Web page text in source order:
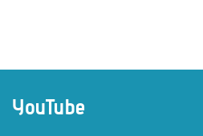
YouTube